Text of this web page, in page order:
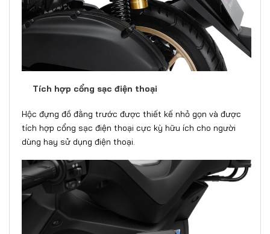
Tích hợp cổng sạc điện thoại
Hộc đựng đồ đằng trước được thiết kế nhỏ gọn và được
tích hợp cổng sạc điện thoại cực kỳ hữu ích cho người
dùng hay sử dụng điện thoại.